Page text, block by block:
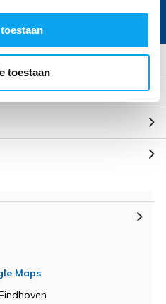
toestaan
Maps